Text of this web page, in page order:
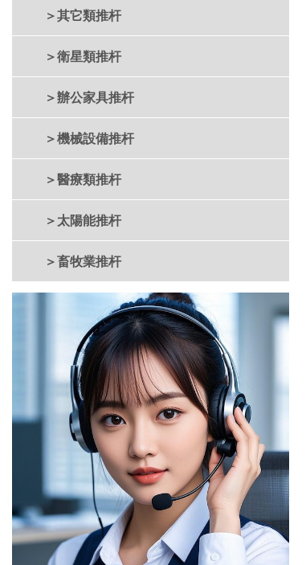
＞其它類推杆
＞衛星類推杆
＞辦公家具推杆
＞機械設備推杆
＞醫療類推杆
＞太陽能推杆
＞畜牧業推杆